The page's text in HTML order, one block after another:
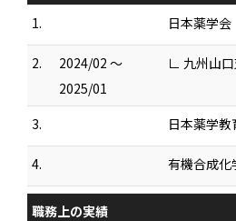
1.
日本薬学会
2.
2024/02 ～
2025/01
∟ 九州山
3. 日本薬学教
4. 有機合成化
職務上の実績